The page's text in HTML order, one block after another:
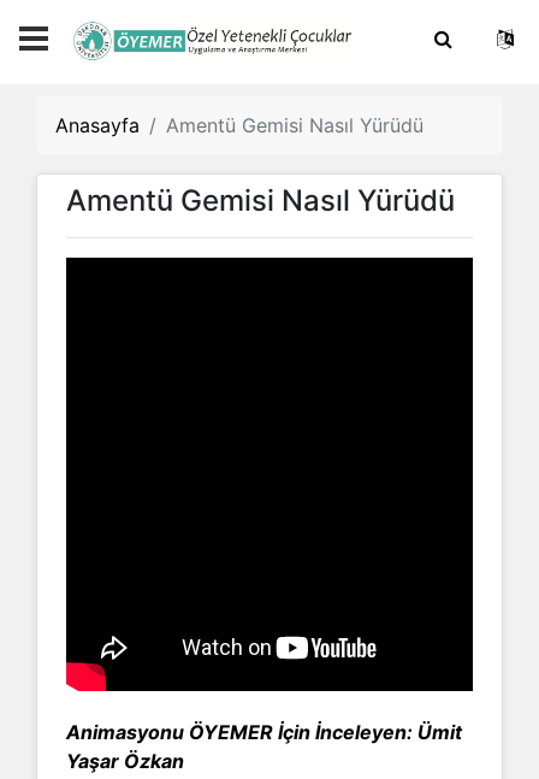
Anasayfa Amentü Gemisi Nasıl Yürüdü
Amentü Gemisi Nasıl Yürüdü
Animasyonu ÖYEMER İçin İnceleyen: Ümit
Yaşar Özkan